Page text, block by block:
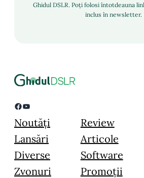
Ghidul DSLR. Poți folosi întotdeauna
inclus în newsletter.
Facebook YouTube
Noutăți
Lansări
Diverse
Zvonuri
Review
Articole
Software
Promoții